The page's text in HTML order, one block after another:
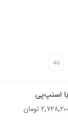
40
اسنپ‌پی